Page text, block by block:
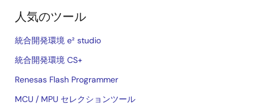
人気のツール
統合開発環境 e² studio
統合開発環境 CS+
Renesas Flash Programmer
MCU / MPU セレクションツール